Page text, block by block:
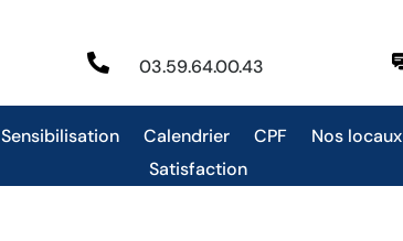
 03.59.64.00.43
Sensibilisation Calendrier CPF Nos locaux
Satisfaction